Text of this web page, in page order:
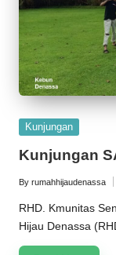
a
2
0
2
5
Posted
Kunjungan
Kunjungan
Posted
by
By rumahhijaudenassa
RHD. Kmunitas
Hijau Denassa